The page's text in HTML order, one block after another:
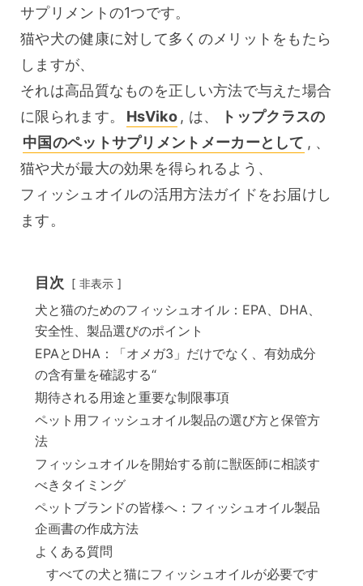
サプリメントの1つです。
猫や犬の健康に対して多くのメリットをもたら
しますが、
それは高品質なものを正しい方法で与えた場合
に限られます。
HsViko , は、
中国のペットサプリメントメーカーとして , 、
猫や犬が最大の効果を得られるよう、
フィッシュオイルの活用方法ガイドをお届けし
ます。
目次 非表示
犬と猫のためのフィッシュオイル：EPA、DHA、
安全性、製品選びのポイント
EPAとDHA：「オメガ3」だけでなく、有効成分
の含有量を確認する“
期待される用途と重要な制限事項
ペット用フィッシュオイル製品の選び方と保管方
法
フィッシュオイルを開始する前に獣医師に相談す
べきタイミング
ペットブランドの皆様へ：フィッシュオイル製品
企画書の作成方法
よくある質問
すべての犬と猫にフィッシュオイルが必要です